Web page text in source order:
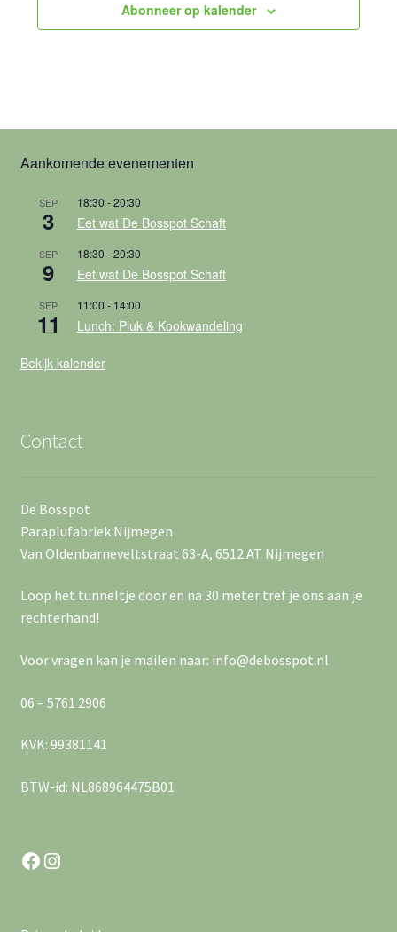
Abonneer op kalender
Aankomende evenementen
SEP
3
18:30 -20:30
Eet wat De Bosspot Schaft
SEP
9
18:30 -20:30
Eet wat De Bosspot Schaft
SEP
11
11:00 - 14:00
Lunch: Pluk & Kookwandeling
Bekijk kalender
Contact
De Bosspot
Paraplufabriek Nijmegen
Van Oldenbarneveltstraat 63-A, 6512 AT Nijmegen
Loop het tunneltje door en na 30 meter tref je ons aan je
rechterhand!
Voor vragen kan je mailen naar: info@debosspot.nl
06 – 5761 2906
KVK: 99381141
BTW-id: NL868964475B01
Facebook
Instagram